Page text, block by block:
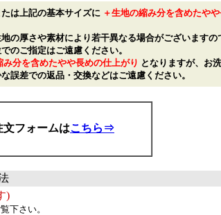
は上記の基本サイズに ＋生地の縮み分を含めたや
の厚さや素材により若干異なる場合がございますの
のご指定はご遠慮ください。
み分を含めたやや長めの仕上がり となりますが、お
誤差での返品・交換などはご遠慮ください。
文フォームはこちら⇒
)
下さい。